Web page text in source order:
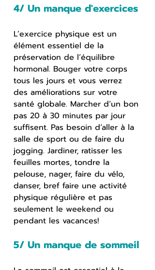
4/ Un manque d'exercices
L’exercice physique est un
élément essentiel de la
préservation de l’équilibre
hormonal. Bouger votre corps
tous les jours et vous verrez
des améliorations sur votre
santé globale. Marcher d’un bon
pas 20 à 30 minutes par jour
suffisent. Pas besoin d’aller à la
salle de sport ou de faire du
jogging. Jardiner, ratisser les
feuilles mortes, tondre la
pelouse, nager, faire du vélo,
danser, bref faire une activité
physique régulière et pas
seulement le weekend ou
pendant les vacances!
5/ Un manque de sommeil